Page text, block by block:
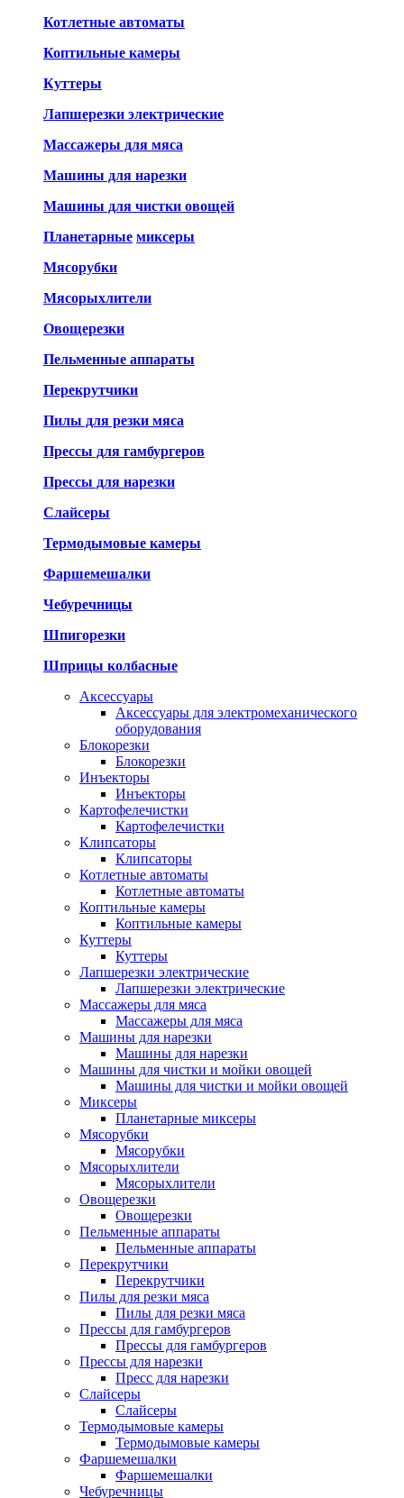
Котлетные автоматы
Коптильные камеры
Куттеры
Лапшерезки электрические
Массажеры для мяса
Машины для нарезки
Машины для чистки овощей
Планетарные миксеры
Мясорубки
Мясорыхлители
Овощерезки
Пельменные аппараты
Перекрутчики
Пилы для резки мяса
Прессы для гамбургеров
Прессы для нарезки
Слайсеры
Термодымовые камеры
Фаршемешалки
Чебуречницы
Шпигорезки
Шприцы колбасные
Аксессуары
Аксессуары для электромеханического
оборудования
Блокорезки
Блокорезки
Инъекторы
Инъекторы
Картофелечистки
Картофелечистки
Клипсаторы
Клипсаторы
Котлетные автоматы
Котлетные автоматы
Коптильные камеры
Коптильные камеры
Куттеры
Куттеры
Лапшерезки электрические
Лапшерезки электрические
Массажеры для мяса
Массажеры для мяса
Машины для нарезки
Машины для нарезки
Машины для чистки и мойки овощей
Машины для чистки и мойки овощей
Миксеры
Планетарные миксеры
Мясорубки
Мясорубки
Мясорыхлители
Мясорыхлители
Овощерезки
Овощерезки
Пельменные аппараты
Пельменные аппараты
Перекрутчики
Перекрутчики
Пилы для резки мяса
Пилы для резки мяса
Прессы для гамбургеров
Прессы для гамбургеров
Прессы для нарезки
Пресс для нарезки
Слайсеры
Слайсеры
Термодымовые камеры
Термодымовые камеры
Фаршемешалки
Фаршемешалки
Чебуречницы